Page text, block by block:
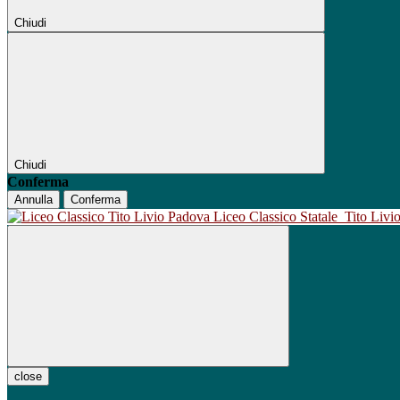
Chiudi
Chiudi
Conferma
Annulla Conferma
Liceo Classico Statale Tito Livio
close